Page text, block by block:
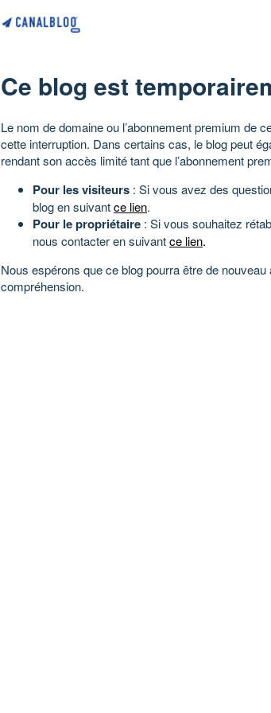
Ce blog est
Le nom de domaine ou l’abonnement premium de
cette interruption. Dans certains cas, le blog peut
rendant son accès limité tant que l’abonnement
Pour les visiteurs : Si vous avez des
blog en suivantce lien.
Pour le propriétaire : Si vous souhaitez
nous contacter en suivantce lien.
Nous espérons que ce blog pourra être de
compréhension.